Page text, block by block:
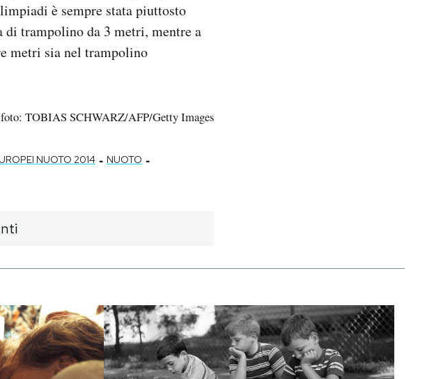
è sempre stata piuttosto
di trampolino da 3 metri, mentre a
metri sia nel trampolino
foto: TOBIAS SCHWARZ/AFP/Getty Images
NUOTO 2014 - NUOTO -